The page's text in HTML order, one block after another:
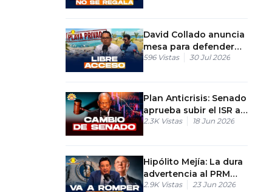
David Collado anuncia
mesa para defender
acceso a playas RD
596 Vistas 30 Jul 2026
Plan Anticrisis: Senado
aprueba subir el ISR al
30% a grandes
2.3K Vistas 18 Jun 2026
Hipólito Mejía: La dura
advertencia al PRM
que podría cambiar las
2.9K Vistas 23 Jun 2026